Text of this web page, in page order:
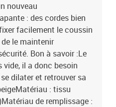
nouveau
: des cordes bien
facilement le coussin
le maintenir
Bon à savoir :Le
il a donc besoin
dilater et retrouver sa
: tissu
de remplissage :